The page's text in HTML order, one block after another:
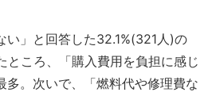
」と回答した32.1%(321人)の
ところ、「購入費用を負担に感じ
多。次いで、「燃料代や修理費な